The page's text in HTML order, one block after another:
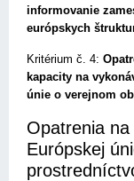
informovanie
európskych
Kritérium č. 4:
kapacity na
únie o verejnom
Opatrenia na
Európskej